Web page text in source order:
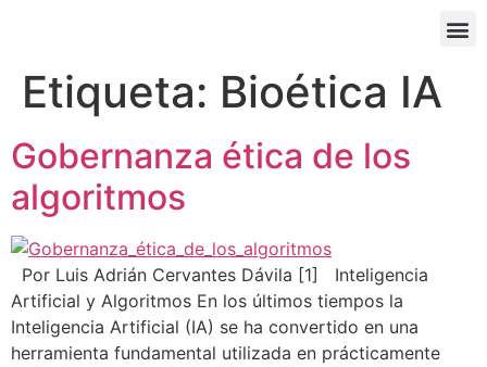
Etiqueta: Bioética IA
Gobernanza ética de los
algoritmos
Por Luis Adrián Cervantes Dávila [1] Inteligencia
Artificial y Algoritmos En los últimos tiempos la
Inteligencia Artificial (IA) se ha convertido en una
herramienta fundamental utilizada en prácticamente